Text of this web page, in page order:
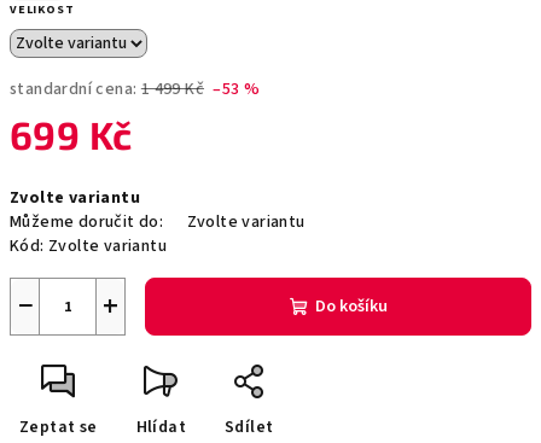
VELIKOST
standardní cena: 1 499 Kč –53 %
699 Kč
cena:
Zvolte variantu
Můžeme doručit do:
Zvolte variantu
Kód: Zvolte variantu
+
− Do košíku
Zeptat se Hlídat Sdílet